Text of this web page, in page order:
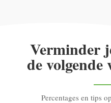
Verminder
de
Percentages en tips